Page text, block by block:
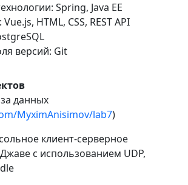
Spring, Java EE
HTML, CSS, REST API
версий: Git
данных
MyximAnisimov/lab7)
клиент-серверное
с использованием UDP,